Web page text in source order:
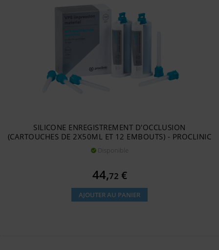
SILICONE ENREGISTREMENT D'OCCLUSION
(CARTOUCHES DE 2X50ML ET 12 EMBOUTS) - PROCLINIC
 Disponible
Prix
44,72 €
AJOUTER AU PANIER